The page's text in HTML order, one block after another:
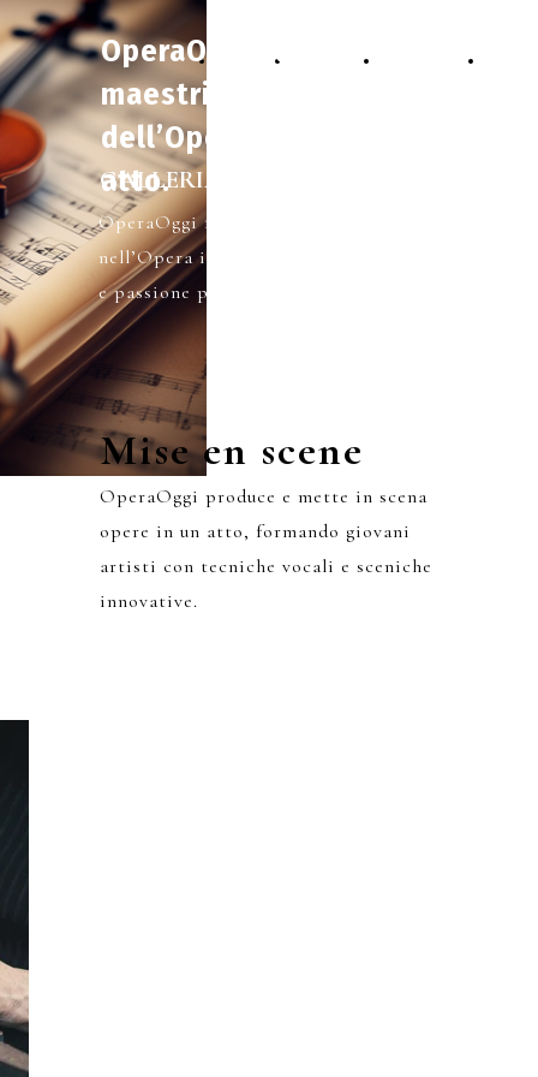
OperaOggi …
maestri
dell’Opera in un
atto.
GALLERIA PROGETTI
OperaOggi forma giovani artisti
nell’Opera in un atto, unendo tecnica
e passione per il canto lirico.
Mise en scene
OperaOggi produce e mette in scena
opere in un atto, formando giovani
artisti con tecniche vocali e sceniche
innovative.